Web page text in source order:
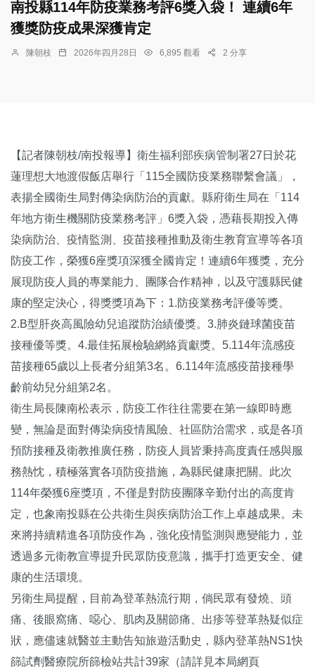
南投縣114年防疫業務考評6獎入袋！ 連續6年
獲獎防疫成果深獲肯定
陳朝枝 2026年四月28日 6,895 觀看 2 分享
【記者陳朝枝/南投報導】衛生福利部疾病管制署27日於花
蓮理想大地渡假飯店舉行「115全國防疫業務聯繫會議」，
表揚全國衛生局對傳染病防治的貢獻。縣府衛生局在「114
年地方衛生機關防疫業務考評」6獎入袋，憑藉長期投入傳
染病防治、疫情監測、疫苗接種推動及衛生教育宣導等各項
防疫工作，榮獲6座獎項深獲全國肯定！連續6年獲獎，充分
展現防疫人員的專業能力、團隊合作精神，以及守護縣民健
康的堅定決心，得獎獎項為下：1.防疫業務考評優等獎。
2.B型肝炎高風險幼兒追蹤防治績優獎。3.肺炎鏈球菌疫苗
接種優等獎。4.最佳拓展檢驗網絡貢獻獎。5.114年流感疫
苗接種65歲以上長者分組第3名。6.114年流感疫苗接種學
齡前幼兒分組第2名。
衛生局長陳南松表示，防疫工作往往需要在第一線即時應
變，無論是面對傳染病疫情風險、社區防治需求，或是各項
預防接種及衛教推廣任務，防疫人員皆秉持高度責任感與服
務熱忱，積極落實各項防疫措施，為縣民健康把關。此次
114年榮獲6座獎項，不僅是對防疫團隊辛勤付出的高度肯
定，也象南投縣在公共衛生與疾病防治工作上卓越成果。未
來將持續精進各項防疫作為，強化疫情監測與應變能力，並
透過多元衛教宣導提升民眾防疫意識，攜手打造更安全、健
康的生活環境。
另衛生局提醒，目前為登革熱流行期，倘民眾有發燒、頭
痛、後眼窩痛、噁心、肌肉及關節痛、出疹等登革熱疑似症
狀，應儘速就醫並主動告知旅遊活動史，縣內登革熱NS1快
篩試劑醫療院所篩檢站共計39家（請詳見本局網頁